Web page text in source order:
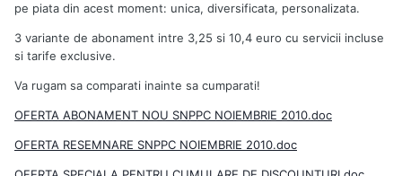
pe piata din acest moment: unica, diversificata, personalizata.
3 variante de abonament intre 3,25 si 10,4 euro cu servicii incluse
si tarife exclusive.
Va rugam sa comparati inainte sa cumparati!
OFERTA ABONAMENT NOU SNPPC NOIEMBRIE 2010.doc
OFERTA RESEMNARE SNPPC NOIEMBRIE 2010.doc